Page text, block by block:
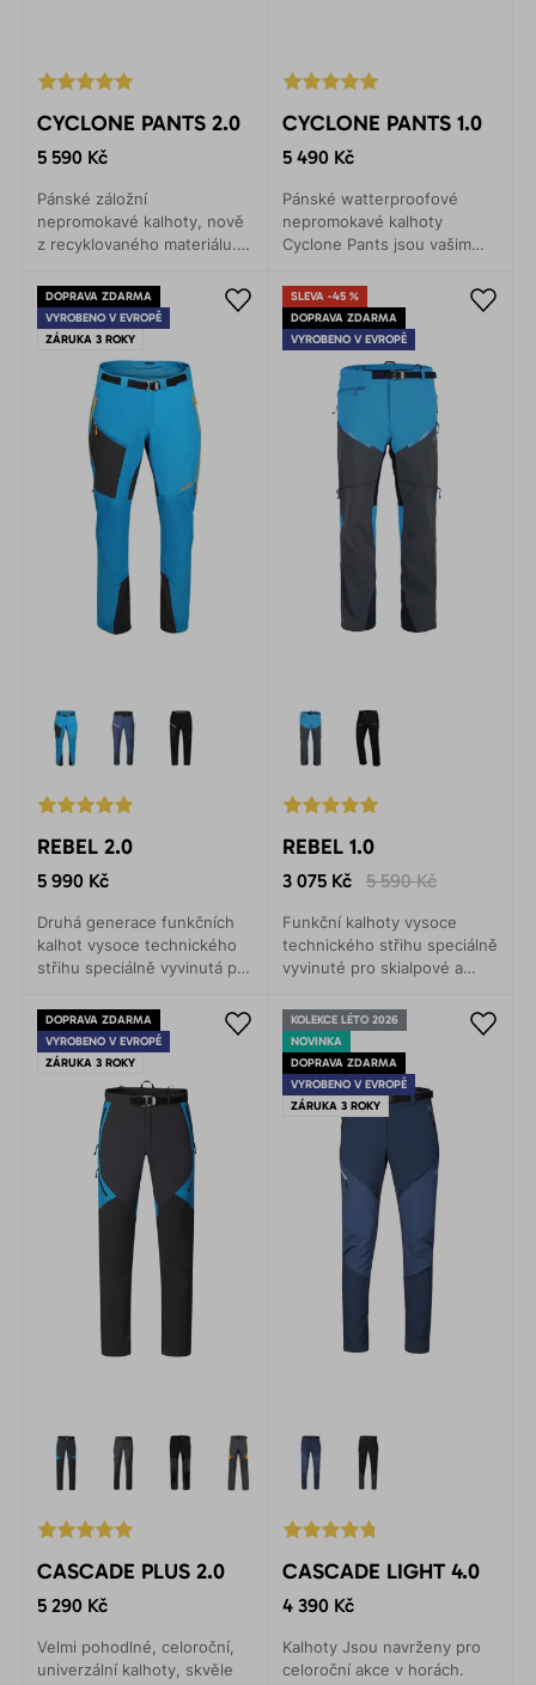
CYCLONE PANTS 2.0
5 590 Kč
Pánské záložní
nepromokavé kalhoty, nově
z recyklovaného materiálu.
Lehké, skladné a funkční.
CYCLONE PANTS 1.0
5 490 Kč
Pánské watterproofové
nepromokavé kalhoty
Cyclone Pants jsou vašim
počasí. Lehké sbalitelné,
vždy po ruce
DOPRAVA ZDARMA
VYROBENO V EVROPĚ
ZÁRUKA 3 ROKY
REBEL 2.0
5 990 Kč
Druhá generace funkčních
kalhot vysoce technického
střihu speciálně vyvinutá pro
výpravy. Ideální na zimní
sporty.
SLEVA -45 %
DOPRAVA ZDARMA
VYROBENO V EVROPĚ
REBEL 1.0
3 075 Kč 5 590 Kč
Funkční kalhoty vysoce
technického střihu speciálně
vyvinuté pro skialpové a
výpravy, ledové i mixové
lezení, ale i rekreační
běžecké lyžování.
DOPRAVA ZDARMA
VYROBENO V EVROPĚ
ZÁRUKA 3 ROKY
CASCADE PLUS 2.0
5 290 Kč
Velmi pohodlné, celoroční,
univerzální kalhoty, skvěle
KOLEKCE LÉTO 2026
NOVINKA
DOPRAVA ZDARMA
VYROBENO V EVROPĚ
ZÁRUKA 3 ROKY
CASCADE LIGHT 4.0
4 390 Kč
Kalhoty Jsou navrženy pro
celoroční akce v horách.